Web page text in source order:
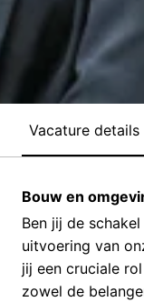
Vacature details
Bouw en
Ben jij de
uitvoering van
jij een cruciale
zowel de